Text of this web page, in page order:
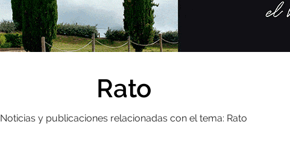
Rato
Noticias y publicaciones relacionadas con el tema: Rato